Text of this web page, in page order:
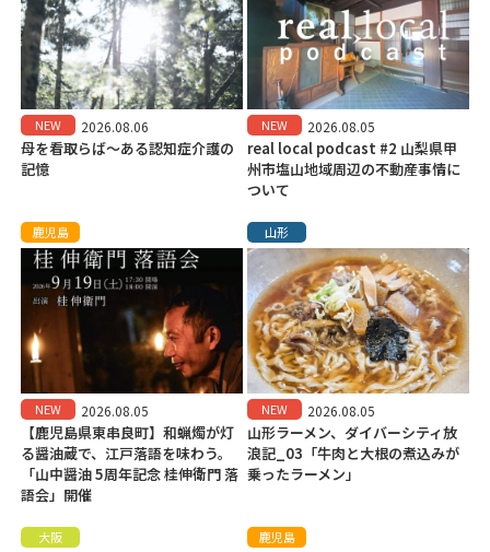
NEW 2026.08.06
母を看取らば～ある認知症介護の
記憶
NEW 2026.08.05
real local podcast #2 山梨県甲
州市塩山地域周辺の不動産事情に
ついて
鹿児島
NEW 2026.08.05
【鹿児島県東串良町】和蝋燭が灯
る醤油蔵で、江戸落語を味わう。
「山中醤油 5周年記念 桂伸衛門 落
語会」開催
山形
NEW 2026.08.05
山形ラーメン、ダイバーシティ放
浪記_03「牛肉と大根の煮込みが
乗ったラーメン」
大阪 鹿児島